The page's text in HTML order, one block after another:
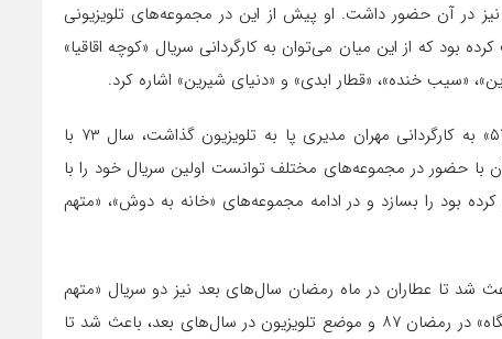
نیز در آن حضور داشت. او پیش از این در مجموعه‌های تلویزیونی
بود که از این میان می‌توان به کارگردانی سریال «کوچه اقاقیا»
خنده»، «قطار ابدی» و «دنیای شیرین» اشاره کرد.
در واقع می‌توان گفت که عطاران در سال ۷۲ با مجموعه «پرواز ۵۷» به کارگردانی مهران مدیری پا به تلویزیون گذاشت، سال ۷۳ با
حضور در مجموعه‌های مختلف توانست اولین سریال خود را با
بود را بسازد و در ادامه مجموعه‌های «خانه به دوش»، «متهم
تا عطاران در ماه رمضان سال‌های بعد نیز دو سریال «متهم
گریخت» و «بزنگاه» را برای تلویزیون بسازد؛ اما حواشی سریال «بزنگاه» در رمضان ۸۷ و موضع تلویزیون در سال‌های بعد، باعث شد تا